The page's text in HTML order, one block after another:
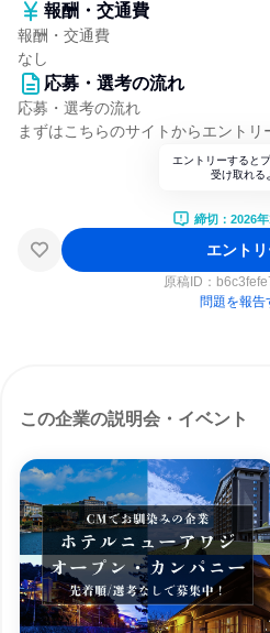
報酬・交通費
報酬・交通費
なし
応募・選考の流れ
応募・選考の流れ
まずはこちらのサイトからエントリ
エントリーすると
受け取れる
締切：2026
エント
原稿ID：
問題を報告
この企業の説明会・イベント